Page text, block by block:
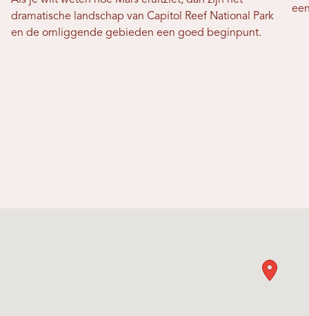
dramatische landschap van Capitol Reef National Park
en de omliggende gebieden een goed beginpunt.